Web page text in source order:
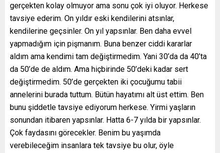
gerçekten kolay olmuyor ama sonu çok iyi oluyor. Herkese
tavsiye ederim. On yıldır eski kendilerini atsınlar,
kendilerine geçsinler. On yıl yapsınlar. Ben daha evvel
yapmadığım için pişmanım. Buna benzer ciddi kararlar
aldım ama kendimi tam değiştirmedim. Yani 30’da da 40’ta
da 50’de de aldım. Ama hiçbirinde 50’deki kadar sert
değiştirmedim. 50’de gerçekten iki çocuğumu tabii
annelerini burada tuttum. Bütün hayatımı alt üst ettim. Ben
bunu şiddetle tavsiye ediyorum herkese. Yirmi yaşların
sonundan itibaren yapsınlar. Hatta 6-7 yılda bir yapsınlar.
Çok faydasını görecekler. Benim bu yaşımda
verebileceğim insanlara tek tavsiye bu olur, öyle